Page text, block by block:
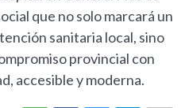
que no solo marcará un
sanitaria local, sino
provincial con
accesible y moderna.